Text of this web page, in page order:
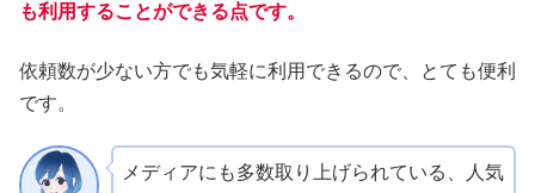
も利用することができる点です。
依頼数が少ない方でも気軽に利用できるので、とても便利
です。
メディアにも多数取り上げられている、人気